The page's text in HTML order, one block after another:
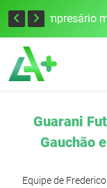
Edital para construção de ponte entre Itapiranga e Barra do Guarita deve ser lançado no segundo semestre
Guarani
Gauchão
Equipe de